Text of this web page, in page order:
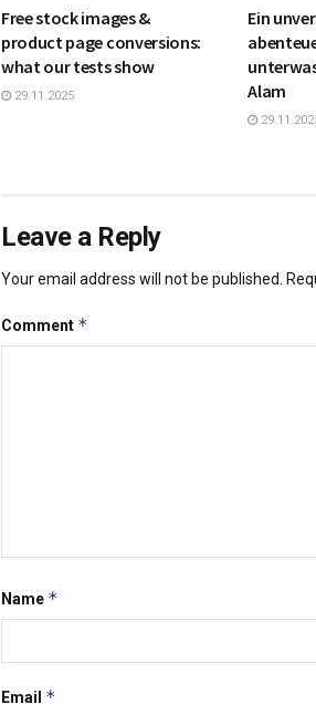
Free stock images &
product page conversions:
what our tests show
29.11.2025
Ein
Alam
Leave a Reply
Your email address will not be published.
Comment *
Name *
Email *